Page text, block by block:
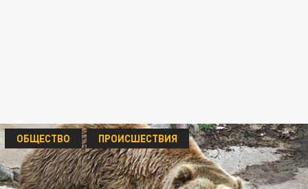
ОБЩЕСТВО ПРОИСШЕСТВИЯ